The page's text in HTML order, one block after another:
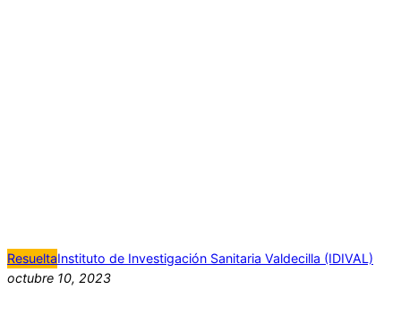
ResueltaInstituto de Investigación Sanitaria Valdecilla (IDIVAL)
octubre 10, 2023